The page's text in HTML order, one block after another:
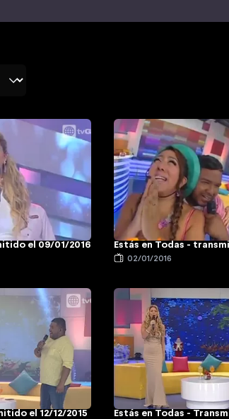
el 09/01/2016 Estás en Todas -
02/01/2016
el 12/12/2015 Estás en Todas -